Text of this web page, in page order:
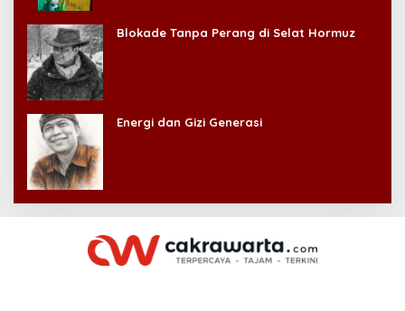
Blokade Tanpa Perang di Selat Hormuz
Energi dan Gizi Generasi